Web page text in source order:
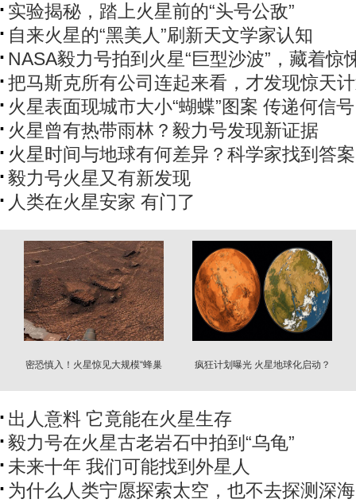
实验揭秘，踏上火星前的“头号公敌”
自来火星的“黑美人”刷新天文学家认知
NASA毅力号拍到火星“巨型沙波”，藏着惊
把马斯克所有公司连起来看，才发现惊天
火星表面现城市大小“蝴蝶”图案 传递何信号
火星曾有热带雨林？毅力号发现新证据
火星时间与地球有何差异？科学家找到答案
毅力号火星又有新发现
人类在火星安家 有门了
密恐慎入！火星惊见大规模“蜂巢
疯狂计划曝光 火星地球化启动？
出人意料 它竟能在火星生存
毅力号在火星古老岩石中拍到“乌龟”
未来十年 我们可能找到外星人
为什么人类宁愿探索太空，也不去探测深